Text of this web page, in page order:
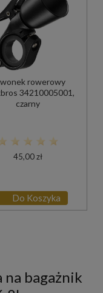
rowerowy
34210005001,
czarny
45,00 zł
Do Koszyka
na bagażnik